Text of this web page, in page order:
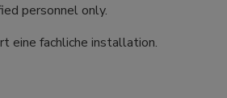
personnel only.
eine fachliche installation.